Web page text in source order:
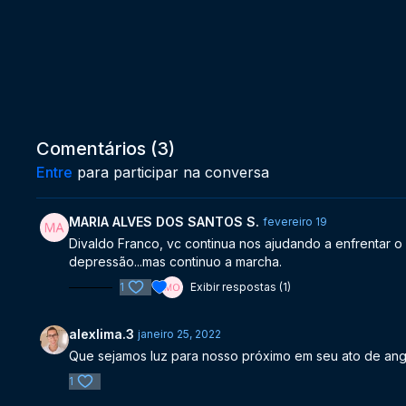
Comentários (3)
Entre para participar na conversa
MARIA ALVES DOS SANTOS S. fevereiro 19
Divaldo Franco, vc continua nos ajudando a enfrentar
depressão...mas continuo a marcha.
1 Exibir respostas (1)
alexlima.3 janeiro 25, 2022
Que sejamos luz para nosso próximo em seu ato de
1